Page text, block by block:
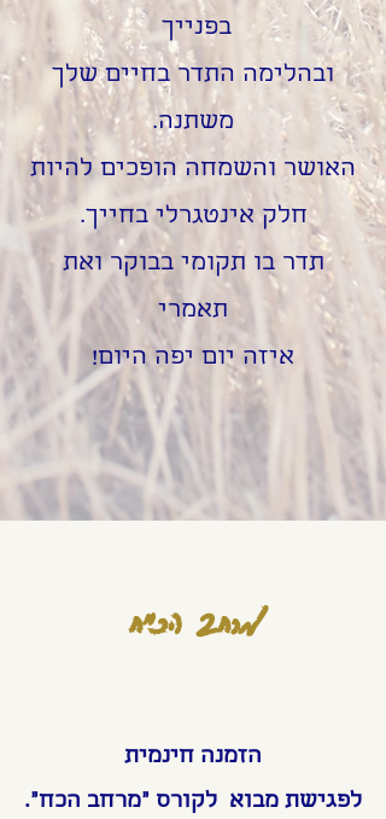
בפנייך
ובהלימה התדר בחיים שלך
משתנה.
האושר והשמחה הופכים להיות
חלק אינטגרלי בחייך.
תדר בו תקומי בבוקר ואת
תאמרי
איזה יום יפה היום!
מרחב הכ"ח
הזמנה חינמית
לפגישת מבוא לקורס "מרחב הכח".